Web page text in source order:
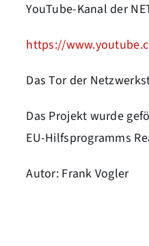
YouTube-Kanal der
https://
Das Tor der
Das Projekt wurde
EU-Hilfsprogramms
Autor: Frank Vogler